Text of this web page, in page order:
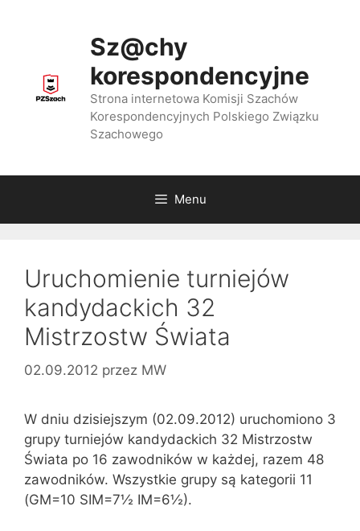
Sz@chy
korespondencyjne
Strona internetowa Komisji Szachów
Korespondencyjnych Polskiego Związku
Szachowego
Menu
Uruchomienie turniejów
kandydackich 32
Mistrzostw Świata
02.09.2012 przez MW
W dniu dzisiejszym (02.09.2012) uruchomiono 3
grupy turniejów kandydackich 32 Mistrzostw
Świata po 16 zawodników w każdej, razem 48
zawodników. Wszystkie grupy są kategorii 11
(GM=10 SIM=7½ IM=6½).